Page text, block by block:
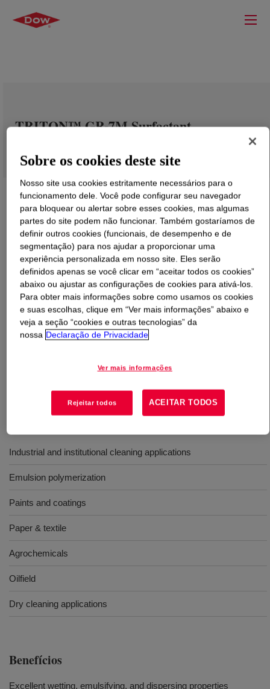
TRITON™ GR-7M Surfactant
O que éTRITON™ GR-7M Surfactant?
Anionic surfactant for use in paper and textile
processing, cleaners, and agrochemicals; providing
dispersing ability​​. It can also be used in oilfield drilling
Industrial and institutional cleaning applications
Emulsion polymerization
Paints and coatings
Paper & textile
Agrochemicals
Oilfield
Dry cleaning applications
Benefícios
Excellent wetting, emulsifying, and dispersing properties
Sobre os cookies deste site
Nosso site usa cookies estritamente necessários para o
funcionamento dele. Você pode configurar seu navegador
para bloquear ou alertar sobre esses cookies, mas algumas
partes do site podem não funcionar. Também gostaríamos de
definir outros cookies (funcionais, de desempenho e de
segmentação) para nos ajudar a proporcionar uma
experiência personalizada em nosso site. Eles serão
definidos apenas se você clicar em “aceitar todos os cookies”
abaixo ou ajustar as configurações de cookies para ativá-los.
Para obter mais informações sobre como usamos os cookies
e suas escolhas, clique em “Ver mais informações” abaixo e
veja a seção “cookies e outras tecnologias” da
nossa Declaração de Privacidade
Ver mais informações
Rejeitar todos ACEITAR TODOS